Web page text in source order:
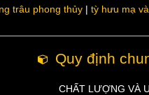
trâu phong thủy tỳ hưu mạ
Quy định
CHẤT LƯỢNG VÀ